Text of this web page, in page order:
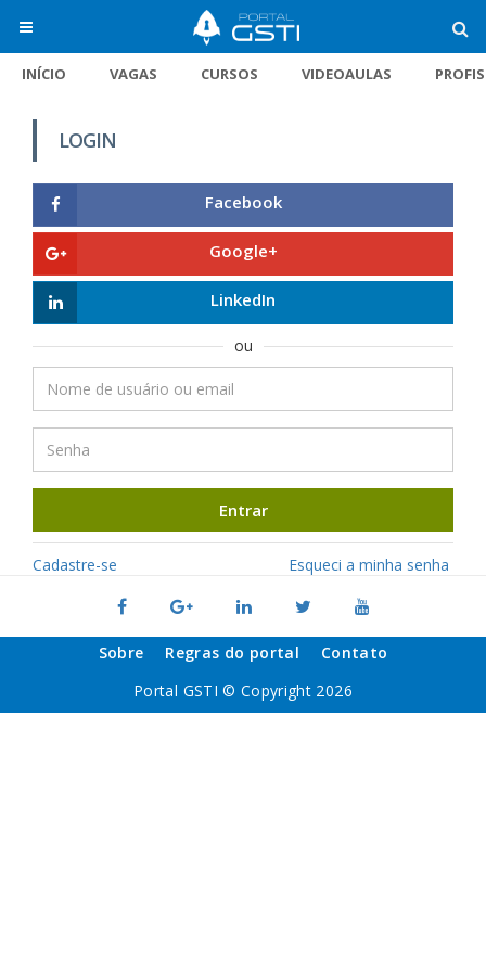
INÍCIO VAGAS CURSOS VIDEOAULAS
LOGIN
Facebook
Google+
LinkedIn
ou
Entrar
Cadastre-se Esqueci a minha senha
Sobre Regras do portal
Contato
Portal GSTI © Copyright 2026